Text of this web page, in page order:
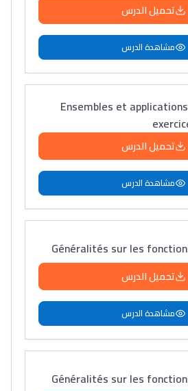
تحميل الدرس
مشاهدة الدرس
Ensembles et
تحميل الدرس
مشاهدة الدرس
Généralités sur les
تحميل الدرس
مشاهدة الدرس
Généralités sur les